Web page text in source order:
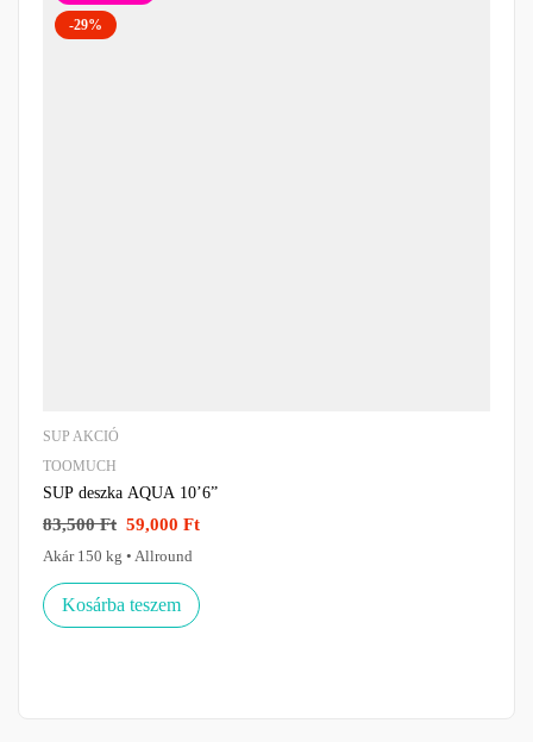
-29%
SUP AKCIÓ
TOOMUCH
SUP deszka AQUA 10’6”
83,500Ft 59,000 Ft
Akár 150 kg • Allround
Kosárba teszem